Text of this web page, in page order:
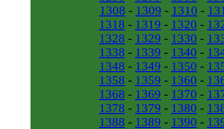
1308 - 1309 - 1310 -
1318 - 1319 - 1320 -
1328 - 1329 - 1330 -
1338 - 1339 - 1340 -
1348 - 1349 - 1350 -
1358 - 1359 - 1360 -
1368 - 1369 - 1370 -
1378 - 1379 - 1380 -
1388 - 1389 - 1390 -